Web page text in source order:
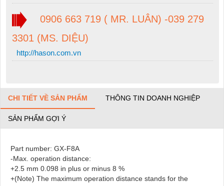
0906 663 719 ( MR. LUÂN) -039 279
3301 (MS. DIỆU)
http://hason.com.vn
CHI TIẾT VỀ SẢN PHẨM THÔNG TIN DOANH NGHIỆP
SẢN PHẨM GỢI Ý
Part number: GX-F8A
-Max. operation distance:
+2.5 mm 0.098 in plus or minus 8 %
+(Note) The maximum operation distance stands for the